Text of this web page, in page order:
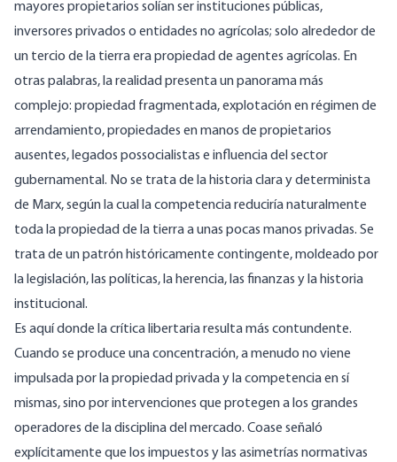
mayores propietarios solían ser instituciones públicas,
inversores privados o entidades no agrícolas; solo alrededor de
un tercio de la tierra era propiedad de agentes agrícolas. En
otras palabras, la realidad presenta un panorama más
complejo: propiedad fragmentada, explotación en régimen de
arrendamiento, propiedades en manos de propietarios
ausentes, legados possocialistas e influencia del sector
gubernamental. No se trata de la historia clara y determinista
de Marx, según la cual la competencia reduciría naturalmente
toda la propiedad de la tierra a unas pocas manos privadas. Se
trata de un patrón históricamente contingente, moldeado por
la legislación, las políticas, la herencia, las finanzas y la historia
institucional.
Es aquí donde la crítica libertaria resulta más contundente.
Cuando se produce una concentración, a menudo no viene
impulsada por la propiedad privada y la competencia en sí
mismas, sino por intervenciones que protegen a los grandes
operadores de la disciplina del mercado. Coase señaló
explícitamente que los impuestos y las asimetrías normativas